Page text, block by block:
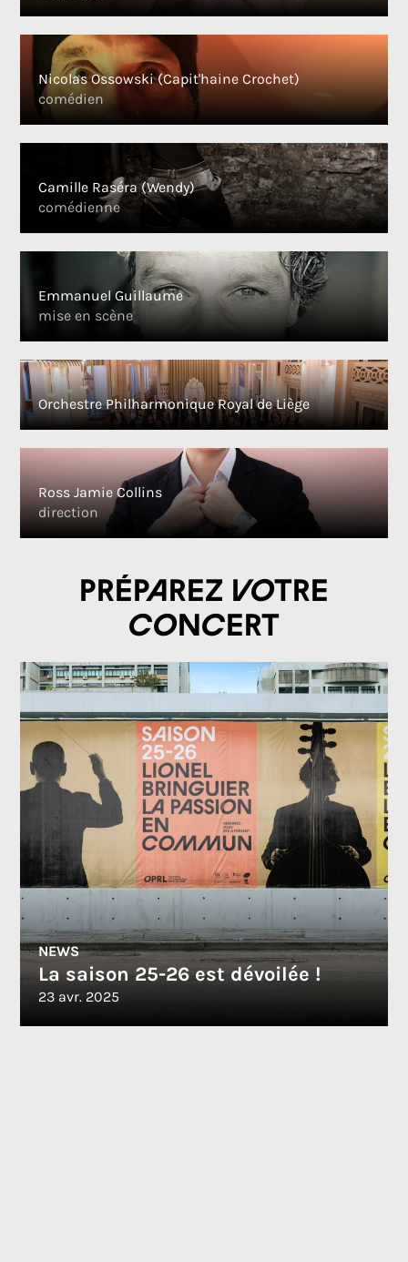
Nicolas Ossowski (Capit'haine Crochet)
comédien
Camille Raséra (Wendy)
comédienne
Emmanuel Guillaume
mise en scène
Orchestre Philharmonique Royal de Liège
Ross Jamie Collins
direction
Préparez votre
concert
NEWS
La saison 25-26 est dévoilée !
23 avr. 2025